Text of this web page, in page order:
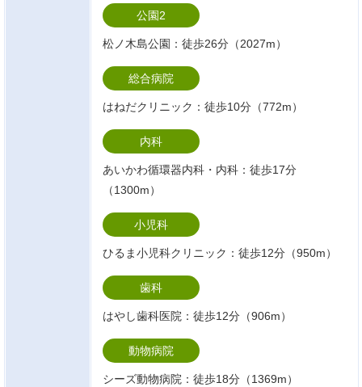
公園2
松ノ木島公園：徒歩26分（2027m）
総合病院
はねだクリニック：徒歩10分（772m）
内科
あいかわ循環器内科・内科：徒歩17分
（1300m）
小児科
ひるま小児科クリニック：徒歩12分（950m）
歯科
はやし歯科医院：徒歩12分（906m）
動物病院
シーズ動物病院：徒歩18分（1369m）